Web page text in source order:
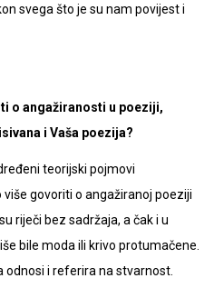
svega što je su nam povijest i
o angažiranosti u poeziji,
i Vaša poezija?
teorijski pojmovi
govoriti o angažiranoj poeziji
riječi bez sadržaja, a čak i u
bile moda ili krivo protumačene.
odnosi i referira na stvarnost.